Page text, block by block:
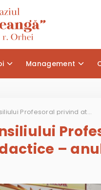
Management
Ședința Consiliului Profesoral privind atestarea cadrelor didactice – anul de studii 2024-2025
–